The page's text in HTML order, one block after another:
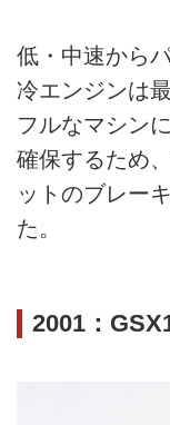
低・中速から
冷エンジンは
フルなマシン
確保するため
ットのブレー
た。
2001：